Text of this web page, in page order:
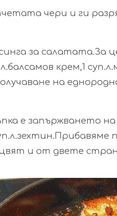
чери и ги
за салатата.За
крем,1
на
е запържването
и от двете